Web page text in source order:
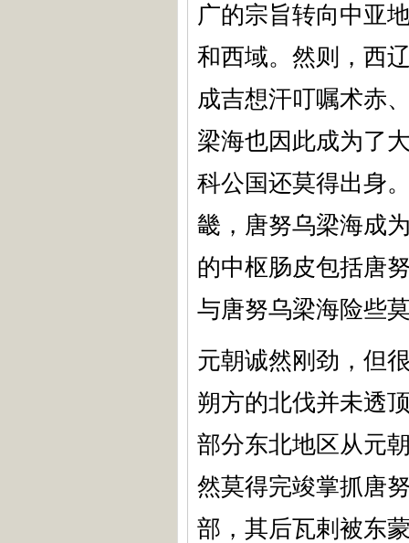
广的宗旨转向中亚
和西域。然则，西
成吉想汗叮嘱术赤
梁海也因此成为了
科公国还莫得出身
畿，唐努乌梁海成
的中枢肠皮包括唐
与唐努乌梁海险些
元朝诚然刚劲，但
朔方的北伐并未透
部分东北地区从元
然莫得完竣掌抓唐
部，其后瓦剌被东